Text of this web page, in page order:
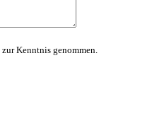
zur Kenntnis genommen.